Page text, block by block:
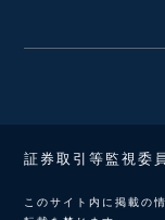
証券取引等監視委
このサイト内に掲載の